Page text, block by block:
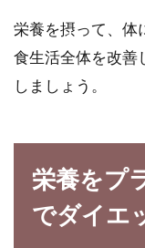
栄養を摂って、体
食生活全体を改善
しましょう。
栄養をプ
でダイエ